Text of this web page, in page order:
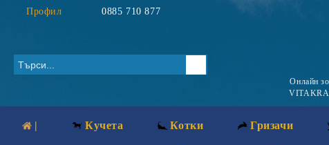
Профил 0885 710 877
Онлайн
| Кучета Котки Гризачи